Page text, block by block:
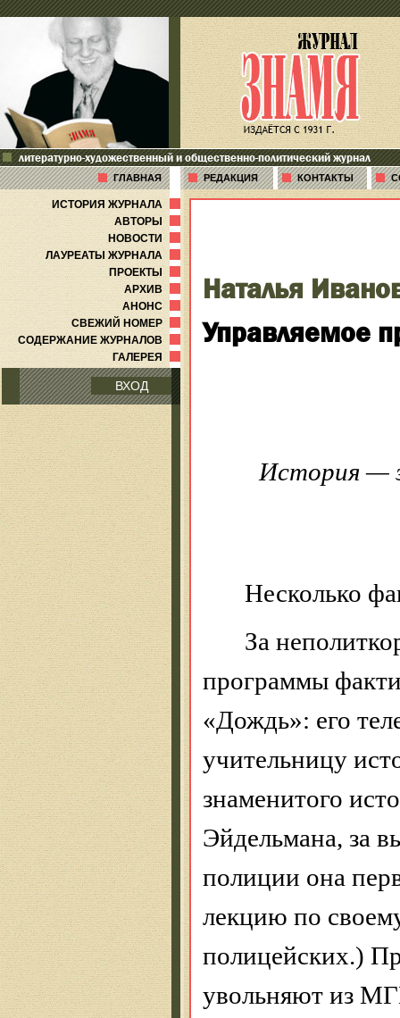
литературно-художественный и общественно-политический журнал
ГЛАВНАЯ РЕДАКЦИЯ КОНТАКТЫ
ИСТОРИЯ ЖУРНАЛА
АВТОРЫ
НОВОСТИ
ЛАУРЕАТЫ ЖУРНАЛА
ПРОЕКТЫ
АРХИВ
АНОНС
СВЕЖИЙ НОМЕР
СОДЕРЖАНИЕ ЖУРНАЛОВ
ГАЛЕРЕЯ
ВХОД
Наталья
Управляемое
История —
Несколько
За
программы
«Дождь»: его
учительницу
знаменитого
Эйдельмана, за
полиции она
лекцию по
полицейских.)
увольняют из